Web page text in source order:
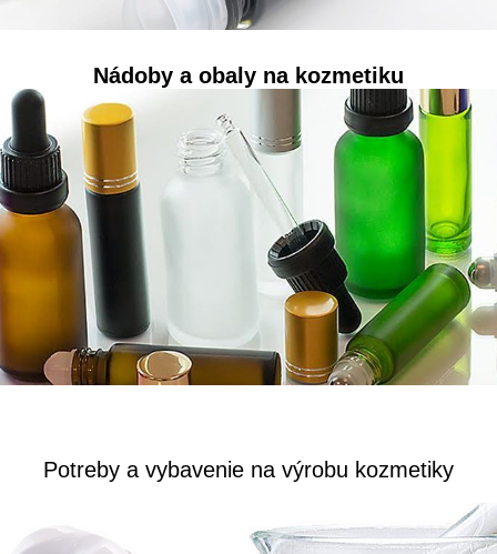
Nádoby a obaly na kozmetiku
Potreby a vybavenie na výrobu kozmetiky